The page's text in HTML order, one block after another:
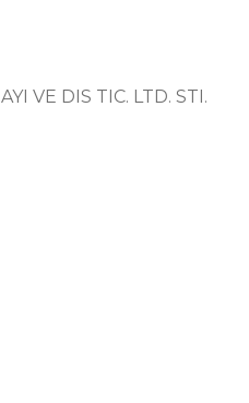
VE DIS TIC. LTD. STI.